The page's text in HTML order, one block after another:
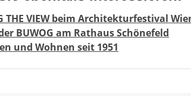
THE VIEW beim Architekturfestival
BUWOG am Rathaus Schönefeld
und Wohnen seit 1951